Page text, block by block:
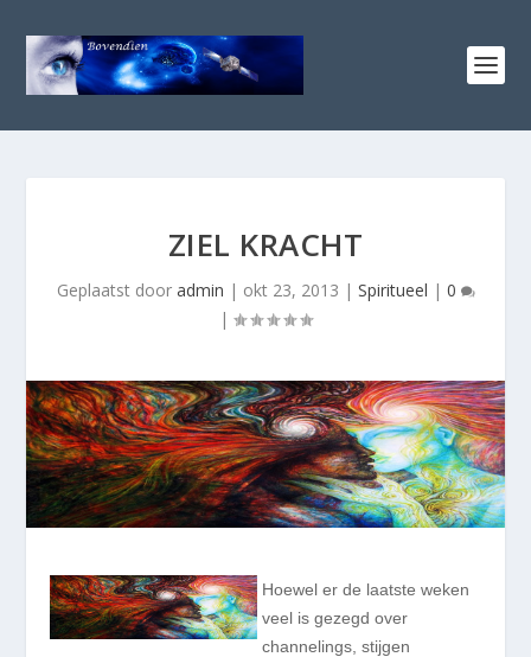
ZIEL KRACHT
Geplaatst door admin | okt 23, 2013 | Spiritueel | 0
|
Hoewel er de laatste weken
veel is gezegd over
channelings, stijgen